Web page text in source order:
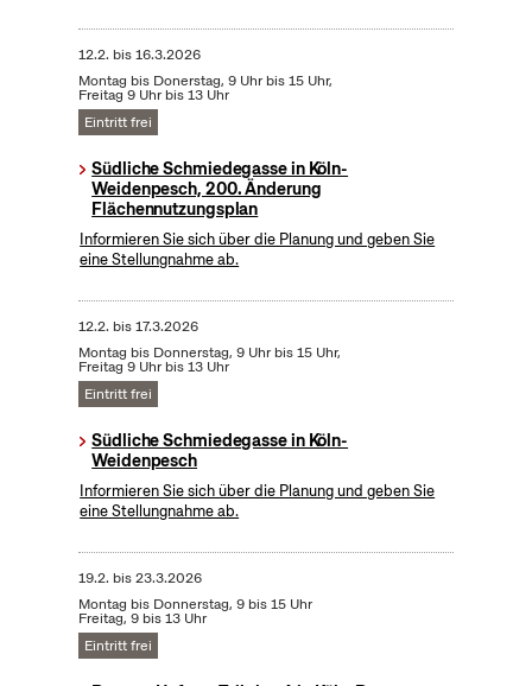
12.2. bis16.3.2026
Montag bis Donerstag, 9 Uhr bis 15 Uhr,
Freitag 9 Uhr bis 13 Uhr
Eintritt frei
Südliche Schmiedegasse in Köln-
Weidenpesch, 200. Änderung
Flächennutzungsplan
Informieren Sie sich über die Planung und geben Sie
eine Stellungnahme ab.
12.2. bis17.3.2026
Montag bis Donnerstag, 9 Uhr bis 15 Uhr,
Freitag 9 Uhr bis 13 Uhr
Eintritt frei
Südliche Schmiedegasse in Köln-
Weidenpesch
Informieren Sie sich über die Planung und geben Sie
eine Stellungnahme ab.
19.2. bis23.3.2026
Montag bis Donnerstag, 9 bis 15 Uhr
Freitag, 9 bis 13 Uhr
Eintritt frei